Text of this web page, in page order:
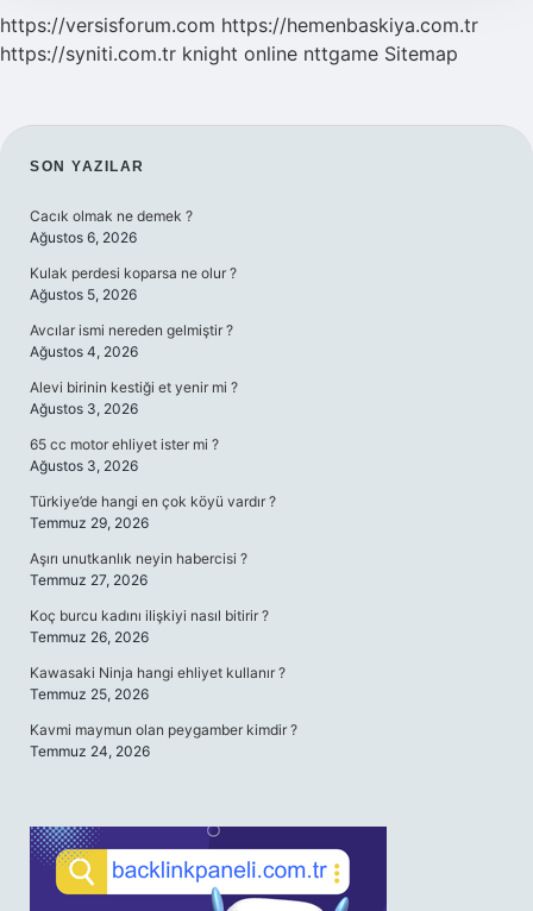
https://versisforum.com https://hemenbaskiya.com.tr
https://syniti.com.tr knight online nttgame Sitemap
SIDEBAR
SON YAZILAR
Cacık olmak ne demek ?
Ağustos 6, 2026
Kulak perdesi koparsa ne olur ?
Ağustos 5, 2026
Avcılar ismi nereden gelmiştir ?
Ağustos 4, 2026
Alevi birinin kestiği et yenir mi ?
Ağustos 3, 2026
65 cc motor ehliyet ister mi ?
Ağustos 3, 2026
Türkiye’de hangi en çok köyü vardır ?
Temmuz 29, 2026
Aşırı unutkanlık neyin habercisi ?
Temmuz 27, 2026
Koç burcu kadını ilişkiyi nasıl bitirir ?
Temmuz 26, 2026
Kawasaki Ninja hangi ehliyet kullanır ?
Temmuz 25, 2026
Kavmi maymun olan peygamber kimdir ?
Temmuz 24, 2026